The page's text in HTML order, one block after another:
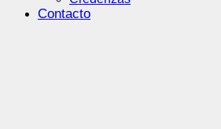
Contacto